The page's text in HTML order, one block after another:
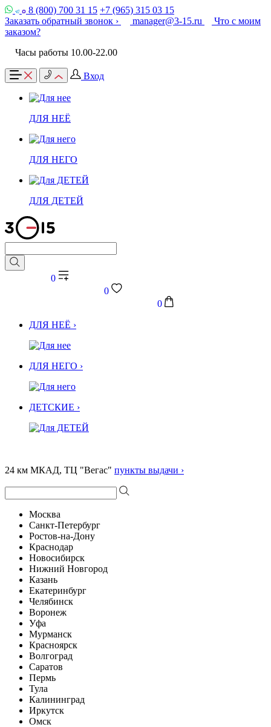
8 (800) 700 31 15 +7 (965) 315 03 15
Заказать обратный звонок ›
manager@3-15.ru
Что с моим
заказом?
Часы работы 10.00-22.00
Вход
ДЛЯ НЕЁ
ДЛЯ НЕГО
ДЛЯ ДЕТЕЙ
0
0
0
ДЛЯ НЕЁ ›
ДЛЯ НЕГО ›
ДЕТСКИЕ ›
24 км МКАД, ТЦ "Вегас" пункты выдачи ›
Москва
Санкт-Петербург
Ростов-на-Дону
Краснодар
Новосибирск
Нижний Новгород
Казань
Екатеринбург
Челябинск
Воронеж
Уфа
Мурманск
Красноярск
Волгоград
Саратов
Пермь
Тула
Калининград
Иркутск
Омск